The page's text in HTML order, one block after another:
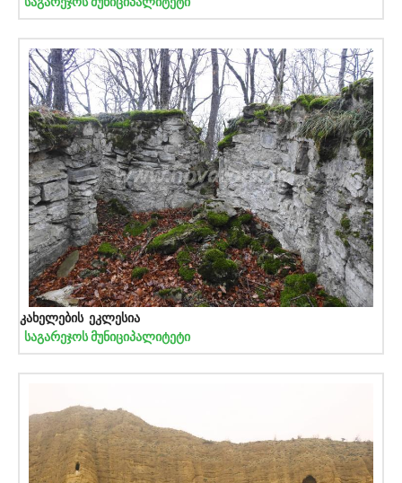
კახელების ეკლესია
საგარეჯოს მუნიციპალიტეტი